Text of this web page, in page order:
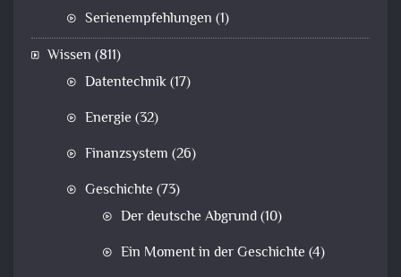
Serienempfehlungen (1)
Wissen (811)
Datentechnik(17)
Energie (32)
Finanzsystem (26)
Geschichte (73)
Der deutsche Abgrund(10)
Ein Moment in der Geschichte (4)